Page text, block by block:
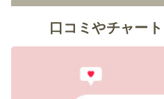
口コミやチャー